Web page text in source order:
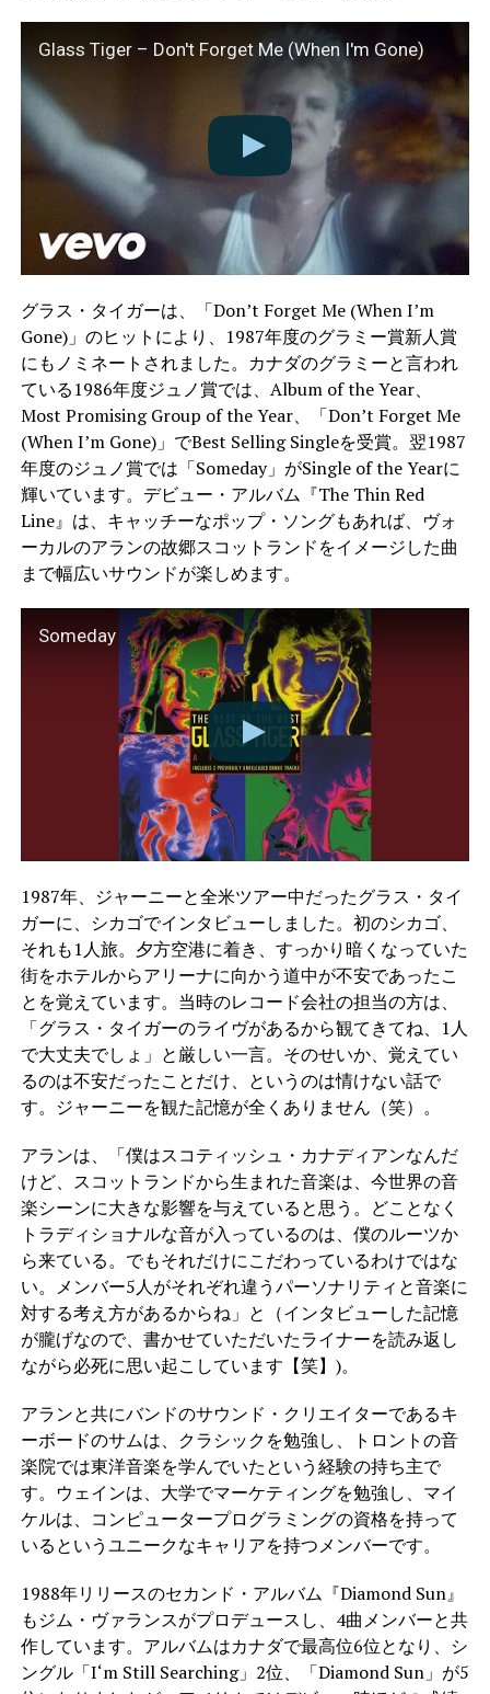
Glass Tiger – Don't Forget Me (When I'm Gone)
グラス・タイガーは、「Don’t Forget Me (When I’m
Gone)」のヒットにより、1987年度のグラミー賞新人賞
にもノミネートされました。カナダのグラミーと言われ
ている1986年度ジュノ賞では、Album of the Year、
Most Promising Group of the Year、「Don’t Forget Me
(When I’m Gone)」でBest Selling Singleを受賞。翌1987
年度のジュノ賞では「Someday」がSingle of the Yearに
輝いています。デビュー・アルバム『The Thin Red
Line』は、キャッチーなポップ・ソングもあれば、ヴォ
ーカルのアランの故郷スコットランドをイメージした曲
まで幅広いサウンドが楽しめます。
Someday
1987年、ジャーニーと全米ツアー中だったグラス・タイ
ガーに、シカゴでインタビューしました。初のシカゴ、
それも1人旅。夕方空港に着き、すっかり暗くなっていた
街をホテルからアリーナに向かう道中が不安であったこ
とを覚えています。当時のレコード会社の担当の方は、
「グラス・タイガーのライヴがあるから観てきてね、1人
で大丈夫でしょ」と厳しい一言。そのせいか、覚えてい
るのは不安だったことだけ、というのは情けない話で
す。ジャーニーを観た記憶が全くありません（笑）。
アランは、「僕はスコティッシュ・カナディアンなんだ
けど、スコットランドから生まれた音楽は、今世界の音
楽シーンに大きな影響を与えていると思う。どことなく
トラディショナルな音が入っているのは、僕のルーツか
ら来ている。でもそれだけにこだわっているわけではな
い。メンバー5人がそれぞれ違うパーソナリティと音楽に
対する考え方があるからね」と（インタビューした記憶
が朧げなので、書かせていただいたライナーを読み返し
ながら必死に思い起こしています【笑】)。
アランと共にバンドのサウンド・クリエイターであるキ
ーボードのサムは、クラシックを勉強し、トロントの音
楽院では東洋音楽を学んでいたという経験の持ち主で
す。ウェインは、大学でマーケティングを勉強し、マイ
ケルは、コンピュータープログラミングの資格を持って
いるというユニークなキャリアを持つメンバーです。
1988年リリースのセカンド・アルバム『Diamond Sun』
もジム・ヴァランスがプロデュースし、4曲メンバーと共
作しています。アルバムはカナダで最高位6位となり、シ
ングル「I‘m Still Searching」2位、「Diamond Sun」が5